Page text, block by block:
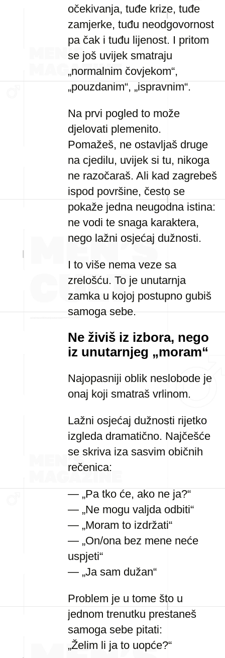
očekivanja, tuđe krize, tuđe
zamjerke, tuđu neodgovornost
pa čak i tuđu lijenost. I pritom
se još uvijek smatraju
„normalnim čovjekom“,
„pouzdanim“, „ispravnim“.
Na prvi pogled to može
djelovati plemenito.
Pomažeš, ne ostavljaš druge
na cjedilu, uvijek si tu, nikoga
ne razočaraš. Ali kad zagrebeš
ispod površine, često se
pokaže jedna neugodna istina:
ne vodi te snaga karaktera,
nego lažni osjećaj dužnosti.
I to više nema veze sa
zrelošću. To je unutarnja
zamka u kojoj postupno gubiš
samoga sebe.
Ne živiš iz izbora, nego
iz unutarnjeg „moram“
Najopasniji oblik neslobode je
onaj koji smatraš vrlinom.
Lažni osjećaj dužnosti rijetko
izgleda dramatično. Najčešće
se skriva iza sasvim običnih
rečenica:
— „Pa tko će, ako ne ja?“
— „Ne mogu valjda odbiti“
— „Moram to izdržati“
— „On/ona bez mene neće
uspjeti“
— „Ja sam dužan“
Problem je u tome što u
jednom trenutku prestaneš
samoga sebe pitati:
„Želim li ja to uopće?“